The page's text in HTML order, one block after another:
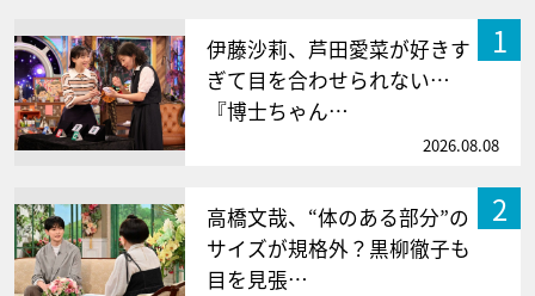
1
伊藤沙莉、芦田愛菜が好きす
ぎて目を合わせられない…
『博士ちゃん…
2026.08.08
2
高橋文哉、“体のある部分”の
サイズが規格外？黒柳徹子も
目を見張…